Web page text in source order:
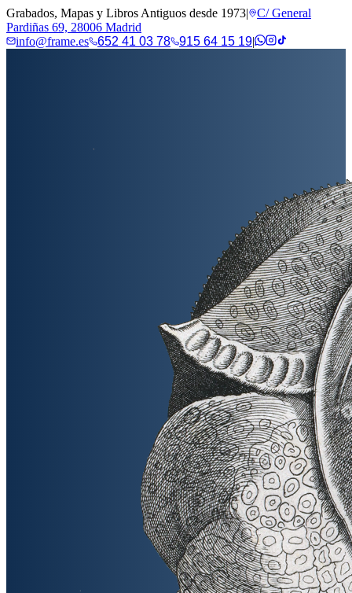
Grabados, Mapas y Libros Antiguos desde 1973|
C/ General
Pardiñas 69, 28006 Madrid
info@frame.es
652 41 03 78 915 64 15 19|